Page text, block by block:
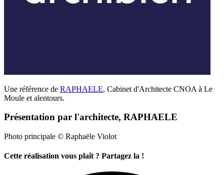
Une référence de RAPHAELE, Cabinet d'Architecte CNOA à Le
Moule et alentours.
Présentation par l'architecte, RAPHAELE
Photo principale © Raphaële Violot
Cette réalisation vous plaît ? Partagez la !